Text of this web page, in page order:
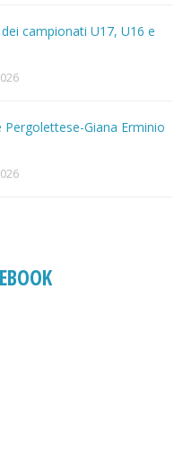
campionati U17, U16 e
Pergolettese-Giana Erminio